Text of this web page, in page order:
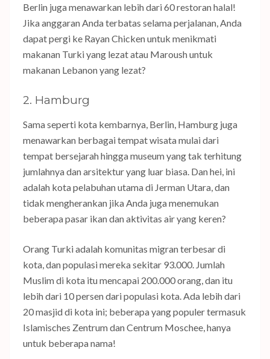
Berlin juga menawarkan lebih dari 60 restoran halal!
Jika anggaran Anda terbatas selama perjalanan, Anda
dapat pergi ke Rayan Chicken untuk menikmati
makanan Turki yang lezat atau Maroush untuk
makanan Lebanon yang lezat?
2. Hamburg
Sama seperti kota kembarnya, Berlin, Hamburg juga
menawarkan berbagai tempat wisata mulai dari
tempat bersejarah hingga museum yang tak terhitung
jumlahnya dan arsitektur yang luar biasa. Dan hei, ini
adalah kota pelabuhan utama di Jerman Utara, dan
tidak mengherankan jika Anda juga menemukan
beberapa pasar ikan dan aktivitas air yang keren?
Orang Turki adalah komunitas migran terbesar di
kota, dan populasi mereka sekitar 93.000. Jumlah
Muslim di kota itu mencapai 200.000 orang, dan itu
lebih dari 10 persen dari populasi kota. Ada lebih dari
20 masjid di kota ini; beberapa yang populer termasuk
Islamisches Zentrum dan Centrum Moschee, hanya
untuk beberapa nama!